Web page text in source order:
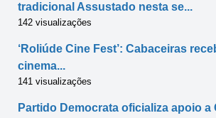
tradicional Assustado nesta se...
142 visualizações
‘Roliúde Cine Fest’: Cabaceiras
cinema...
141 visualizações
Partido Democrata oficializa apoio a